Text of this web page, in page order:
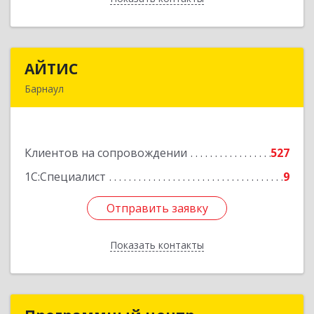
АЙТИС
Барнаул
Клиентов на сопровождении
527
1С:Специалист
9
Отправить заявку
Показать контакты
Подробнее
Отправить заявку
Назад